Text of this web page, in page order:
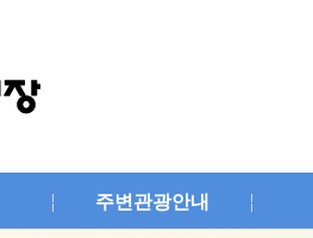
주변관광안내